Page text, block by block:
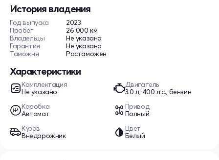
История владения
Год выпуска
2023
Пробег
26 000 км
Владельцы
Не указано
Гарантия
Не указано
Таможня
Растаможен
Характеристики
Комплектация
Не указано
Двигатель
3.0 л, 400 л.с., бензин
Коробка
Автомат
Привод
Полный
Кузов
Внедорожник
Цвет
Белый